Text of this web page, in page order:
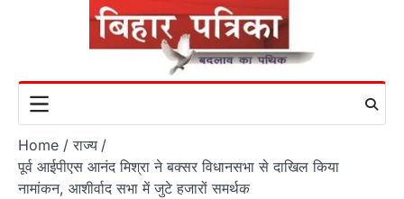
Home
राज्य
पूर्व आईपीएस आनंद मिश्रा ने बक्सर विधानसभा से दाखिल किया
नामांकन, आशीर्वाद सभा में जुटे हजारों समर्थक